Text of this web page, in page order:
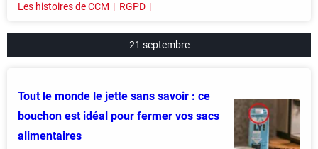
Les histoires de CCM RGPD
21 septembre
Tout le monde le jette sans savoir : ce
bouchon est idéal pour fermer vos sacs
alimentaires